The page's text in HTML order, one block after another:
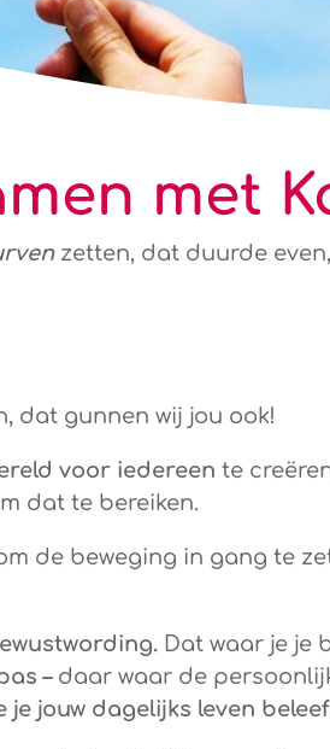
met
zetten, dat duurde
dat gunnen wij jou ook!
voor iedereen te
dat te bereiken.
de beweging in gang te
Dat waar je je
–daar waar de
je jouw dagelijks leven